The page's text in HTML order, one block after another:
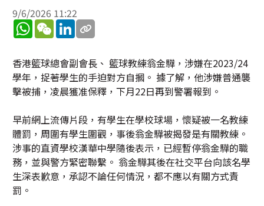
9/6/2026 11:22
WhatsApp
WeChatLinkedIn
香港籃球總會副會長、 籃球教練翁金驊，涉嫌在2023/24
學年，捉著學生的手迫對方自摑。 據了解，他涉嫌普通襲
擊被捕，凌晨獲准保釋，下月22日再到警署報到。
早前網上流傳片段，有學生在學校球場，懷疑被一名教練
體罰，周圍有學生圍觀，事後翁金驊被揭發是有關教練。
涉事的直資學校漢華中學隨後表示，已經暫停翁金驊的職
務，並與警方緊密聯繫。 翁金驊其後在社交平台向該名學
生深表歉意，承認不論任何情況，都不應以有關方式責
罰。